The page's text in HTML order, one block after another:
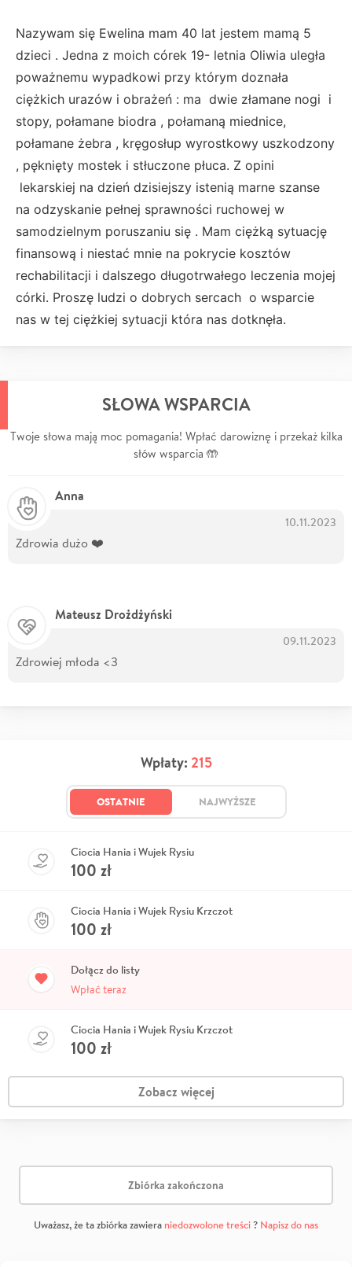
Nazywam się Ewelina mam 40 lat jestem mamą 5
dzieci . Jedna z moich córek 19- letnia Oliwia uległa
poważnemu wypadkowi przy którym doznała
ciężkich urazów i obrażeń : ma dwie złamane nogi i
stopy, połamane biodra , połamaną miednice,
połamane żebra , kręgosłup wyrostkowy uszkodzony
, pęknięty mostek i stłuczone płuca. Z opini
lekarskiej na dzień dzisiejszy istenią marne szanse
na odzyskanie pełnej sprawności ruchowej w
samodzielnym poruszaniu się . Mam ciężką sytuację
finansową i niestać mnie na pokrycie kosztów
rechabilitacji i dalszego długotrwałego leczenia mojej
córki. Proszę ludzi o dobrych sercach o wsparcie
nas w tej ciężkiej sytuacji która nas dotknęła.
SŁOWA WSPARCIA
Twoje słowa mają moc pomagania! Wpłać darowiznę i przekaż kilka
słów wsparcia 🤲
Anna
10.11.2023
Zdrowia dużo ❤️
Mateusz Drożdżyński
09.11.2023
Zdrowiej młoda <3
Wpłaty: 215
OSTATNIE NAJWYŻSZE
Ciocia Hania i Wujek Rysiu
100 zł
Ciocia Hania i Wujek Rysiu Krzczot
100 zł
Dołącz do listy
Wpłać teraz
Ciocia Hania i Wujek Rysiu Krzczot
100 zł
Zobacz więcej
Zbiórka zakończona
Uważasz, że ta zbiórka zawiera niedozwolone treści? Napisz do nas